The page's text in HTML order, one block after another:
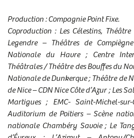
Production : Compagnie Point Fixe.
Coproduction : Les Célestins,
Legendre – Théâtres de
Nationale du Havre ; Centre
Théâtrales / Théâtre des Bouffes du
Nationale de Dunkerque ; Théâtre de
de Nice – CDN Nice Côte d’Azur ; Les
Martigues ; EMC- Saint-Michel-
Auditorium de Poitiers – Scène
nationale Chambéry Savoie ; Le